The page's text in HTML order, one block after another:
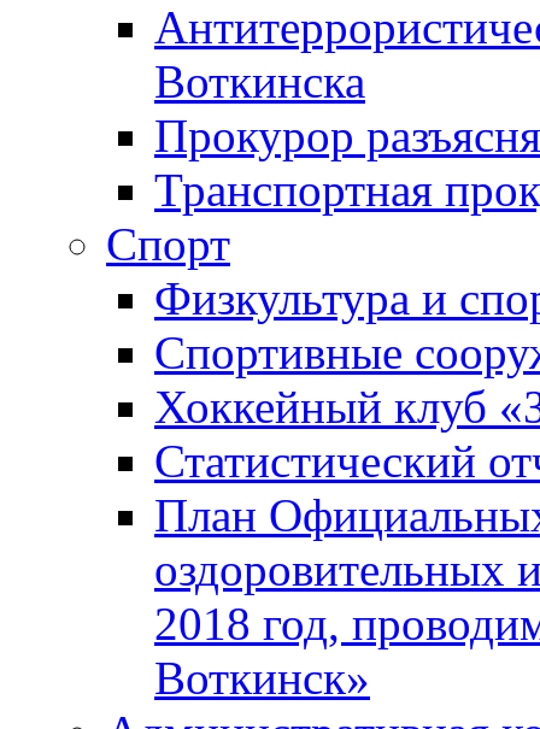
Воткинска
Прокурор
Транспортная
Спорт
Физкультура и
Спортивные
Хоккейный клуб
Статистический
План
оздоровительных
2018 год,
Воткинск»